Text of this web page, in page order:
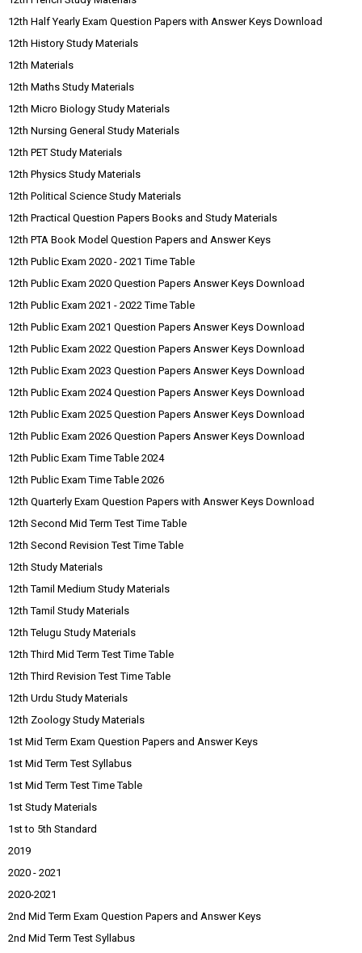
12th Half Yearly Exam Question Papers with Answer Keys Download
12th History Study Materials
12th Materials
12th Maths Study Materials
12th Micro Biology Study Materials
12th Nursing General Study Materials
12th PET Study Materials
12th Physics Study Materials
12th Political Science Study Materials
12th Practical Question Papers Books and Study Materials
12th PTA Book Model Question Papers and Answer Keys
12th Public Exam 2020 - 2021 Time Table
12th Public Exam 2020 Question Papers Answer Keys Download
12th Public Exam 2021 - 2022 Time Table
12th Public Exam 2021 Question Papers Answer Keys Download
12th Public Exam 2022 Question Papers Answer Keys Download
12th Public Exam 2023 Question Papers Answer Keys Download
12th Public Exam 2024 Question Papers Answer Keys Download
12th Public Exam 2025 Question Papers Answer Keys Download
12th Public Exam 2026 Question Papers Answer Keys Download
12th Public Exam Time Table 2024
12th Public Exam Time Table 2026
12th Quarterly Exam Question Papers with Answer Keys Download
12th Second Mid Term Test Time Table
12th Second Revision Test Time Table
12th Study Materials
12th Tamil Medium Study Materials
12th Tamil Study Materials
12th Telugu Study Materials
12th Third Mid Term Test Time Table
12th Third Revision Test Time Table
12th Urdu Study Materials
12th Zoology Study Materials
1st Mid Term Exam Question Papers and Answer Keys
1st Mid Term Test Syllabus
1st Mid Term Test Time Table
1st Study Materials
1st to 5th Standard
2019
2020 - 2021
2020-2021
2nd Mid Term Exam Question Papers and Answer Keys
2nd Mid Term Test Syllabus